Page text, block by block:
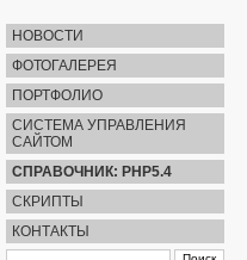
НОВОСТИ
ФОТОГАЛЕРЕЯ
ПОРТФОЛИО
СИСТЕМА УПРАВЛЕНИЯ
САЙТОМ
СПРАВОЧНИК: PHP5.4
СКРИПТЫ
КОНТАКТЫ